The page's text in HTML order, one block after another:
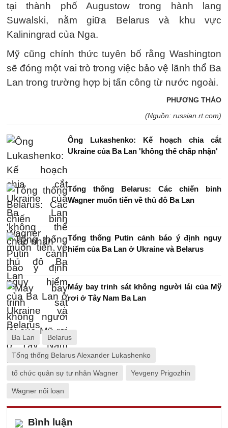
tại thành phố Augustow trong hành lang
Suwalski, nằm giữa Belarus và khu vực
Kaliningrad của Nga.
Mỹ cũng chính thức tuyên bố rằng Washington
sẽ đóng một vai trò trong việc bảo vệ lãnh thổ Ba
Lan trong trường hợp bị tấn công từ nước ngoài.
PHƯƠNG THẢO
(Nguồn: russian.rt.com)
Ông Lukashenko: Kế hoạch chia cắt
Ukraine của Ba Lan 'không thể chấp nhận'
Tổng thống Belarus: Các chiến binh
Wagner muốn tiến về thủ đô Ba Lan
Tổng thống Putin cảnh báo ý định nguy
hiểm của Ba Lan ở Ukraine và Belarus
Máy bay trinh sát không người lái của Mỹ
rơi ở Tây Nam Ba Lan
Ba Lan Belarus
Tổng thống Belarus Alexander Lukashenko
tổ chức quân sự tư nhân Wagner Yevgeny Prigozhin
Wagner nổi loạn
Bình luận